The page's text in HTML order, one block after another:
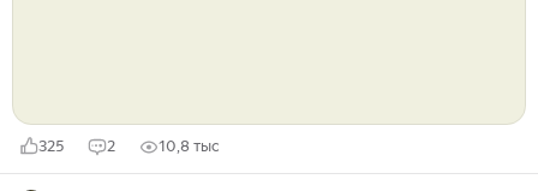
325 2 10,8 тыс